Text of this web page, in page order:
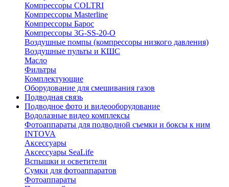
Компрессоры COLTRI
Компрессоры Masterline
Компрессоры Барос
Компрессоры 3G-SS-20-O
Воздушные помпы (компрессоры низкого давления)
Воздушные пульты и КШС
Масло
Фильтры
Комплектующие
Оборудование для смешивания газов
Подводная связь
Подводное фото и видеооборудование
Водолазные видео комплексы
Фотоаппараты для подводной съемки и боксы к ним
INTOVA
Аксессуары
Аксессуары SeaLife
Вспышки и осветители
Сумки для фотоаппаратов
Фотоаппараты